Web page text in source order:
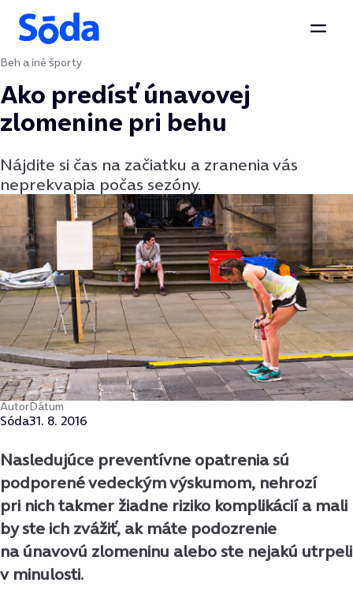
Preskočiť na obsah
Beh a iné športy
Ako predísť únavovej
zlomenine pri behu
Nájdite si čas na začiatku a zranenia vás
neprekvapia počas sezóny.
Autor
Sóda
Dátum
31. 8. 2016
Nasledujúce preventívne opatrenia sú
podporené vedeckým výskumom, nehrozí
pri nich takmer žiadne riziko komplikácií a mali
by ste ich zvážiť, ak máte podozrenie
na únavovú zlomeninu alebo ste nejakú utrpeli
v minulosti.